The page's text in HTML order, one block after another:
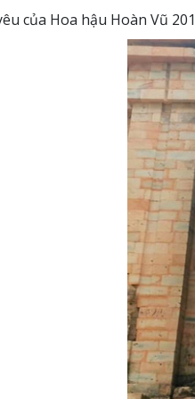
của Hoa hậu Hoàn Vũ